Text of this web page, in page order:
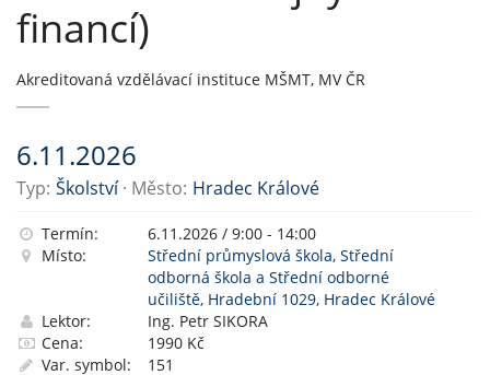
financí)
Akreditovaná vzdělávací instituce MŠMT, MV ČR
6.11.2026
Typ: Školství· Město: Hradec Králové
Termín:
6.11.2026 / 9:00 - 14:00
Místo:
Střední průmyslová škola, Střední
odborná škola a Střední odborné
učiliště, Hradební 1029, Hradec Králové
Lektor:
Ing. Petr SIKORA
Cena:
1990 Kč
Var. symbol:
151